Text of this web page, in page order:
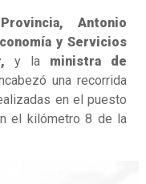
Antonio
y Servicios
y la ministra de
una recorrida
en el puesto
el kilómetro 8 de la